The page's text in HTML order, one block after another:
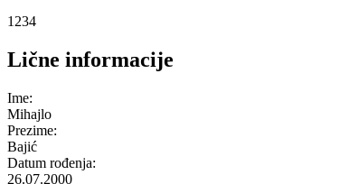
1234
Lične informacije
Ime:
Mihajlo
Prezime:
Bajić
Datum rođenja:
26.07.2000